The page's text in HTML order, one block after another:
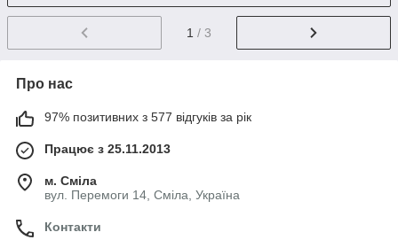
1 / 3
Про нас
97% позитивних з 577 відгуків за рік
Працює з 25.11.2013
м. Сміла
вул. Перемоги 14, Сміла, Україна
Контакти